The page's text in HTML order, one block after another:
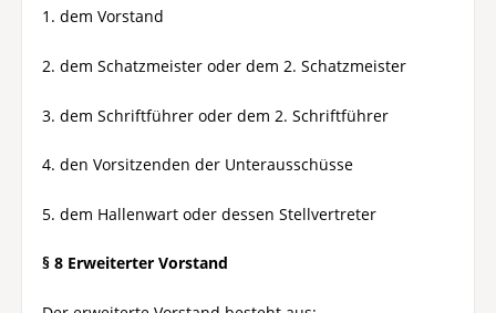
1. dem Vorstand
2. dem Schatzmeister oder dem 2. Schatzmeister
3. dem Schriftführer oder dem 2. Schriftführer
4. den Vorsitzenden der Unterausschüsse
5. dem Hallenwart oder dessen Stellvertreter
§ 8 Erweiterter Vorstand